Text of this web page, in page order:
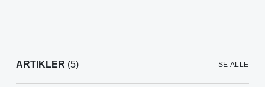
ARTIKLER (5) SE ALLE